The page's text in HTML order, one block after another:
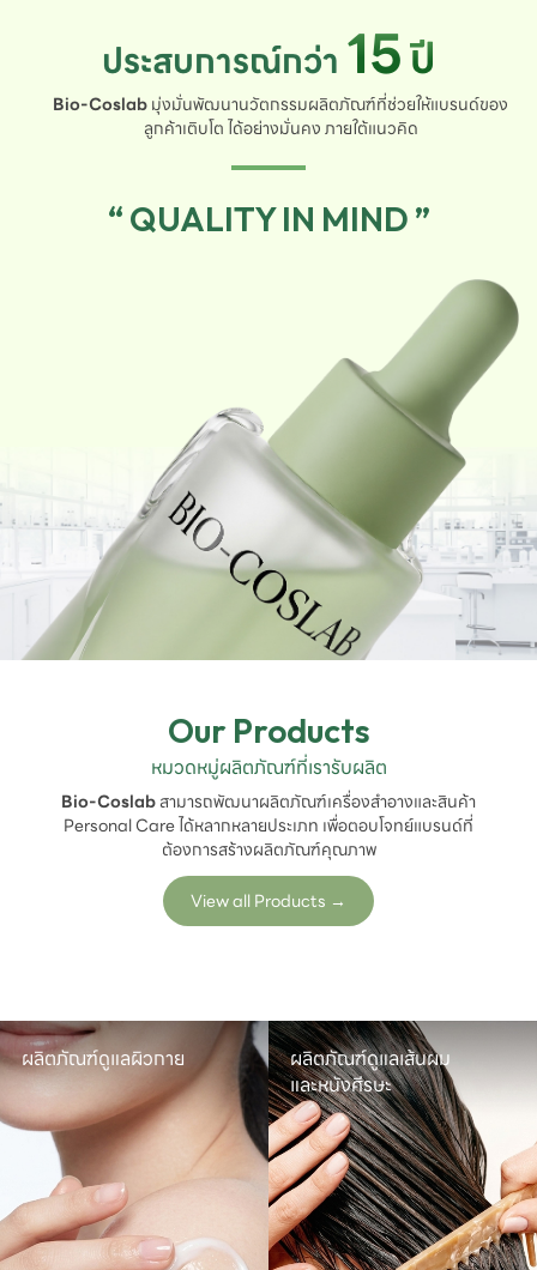
ประสบการณ์กว่า 15ปี
Bio-Coslabมุ่งมั่นพัฒนานวัตกรรมผลิตภัณฑ์ที่ช่วยให้แบรนด์ของ
ลูกค้าเติบโต ได้อย่างมั่นคง ภายใต้แนวคิด
“ QUALITY IN MIND ”
Our Products
หมวดหมู่ผลิตภัณฑ์ที่เรารับผลิต
Bio-Coslabสามารถพัฒนาผลิตภัณฑ์เครื่องสำอางและสินค้า
Personal Care ได้หลากหลายประเภท เพื่อตอบโจทย์แบรนด์ที่
ต้องการสร้างผลิตภัณฑ์คุณภาพ
View all Products →
ผลิตภัณฑ์ดูแลผิวกาย
ผลิตภัณฑ์ดูแลเส้นผม
และหนังศีรษะ